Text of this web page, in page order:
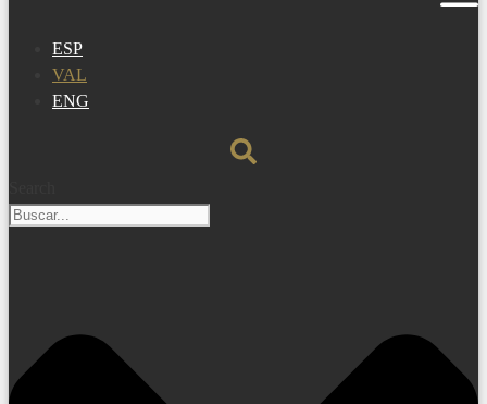
ESP
VAL
ENG